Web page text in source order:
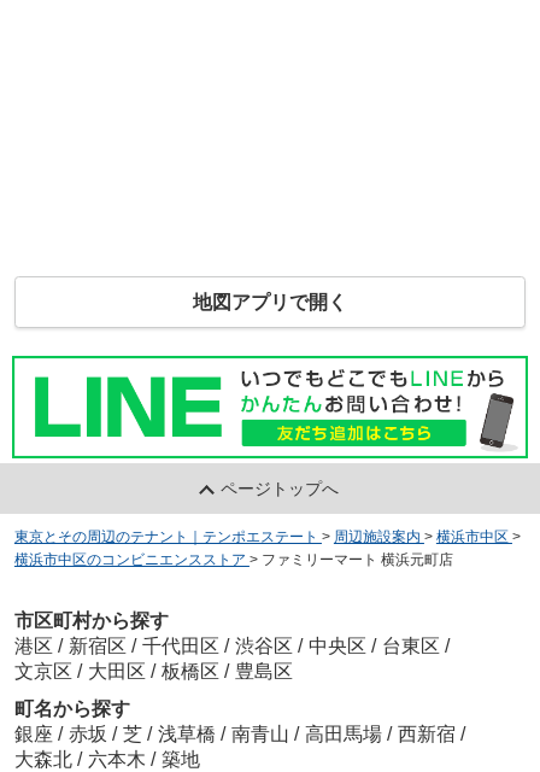
地図アプリで開く
ページトップへ
東京とその周辺のテナント｜テンポエステート > 周辺施設案内 > 横浜市中区 >
横浜市中区のコンビニエンスストア > ファミリーマート 横浜元町店
市区町村から探す
港区 / 新宿区 / 千代田区 / 渋谷区 / 中央区 / 台東区 /
文京区 / 大田区 / 板橋区 / 豊島区
町名から探す
銀座 / 赤坂 / 芝 / 浅草橋 / 南青山 / 高田馬場 / 西新宿 /
大森北 / 六本木 / 築地